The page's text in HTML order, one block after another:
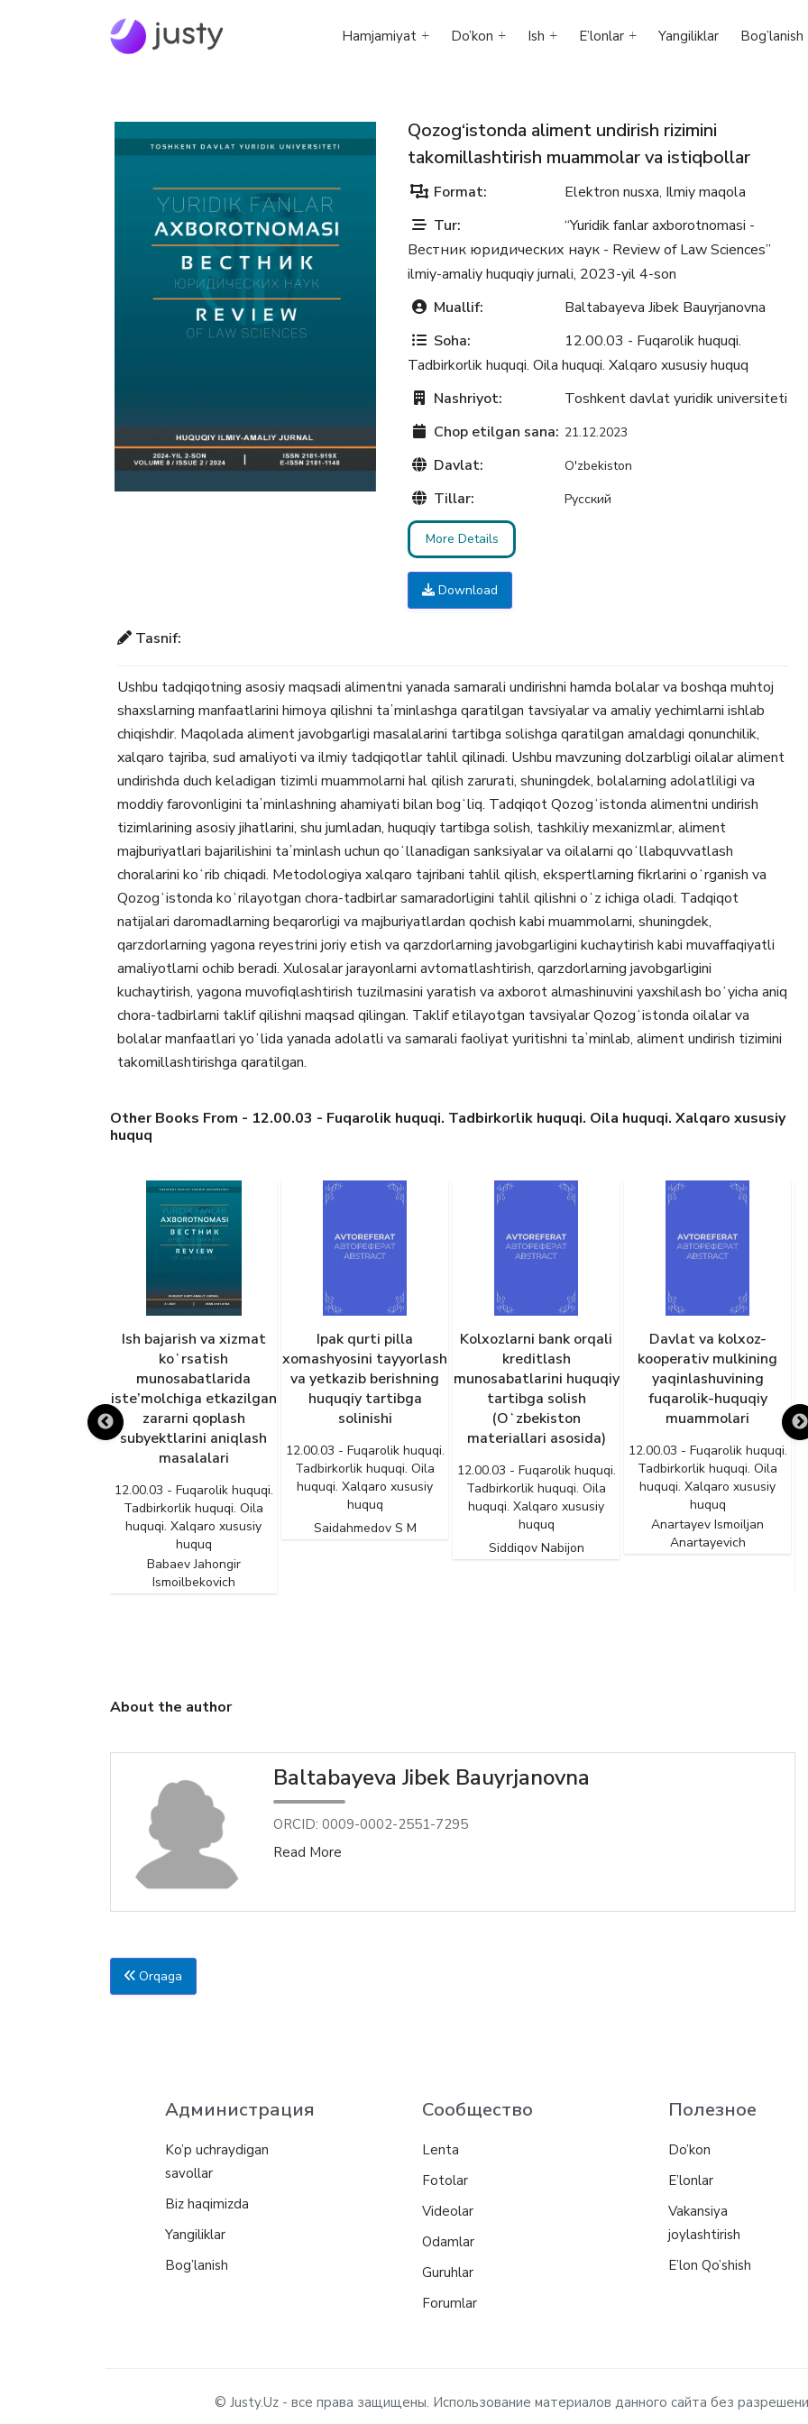
Hamjamiyat Do’kon Ish E’lonlar Yangiliklar Bog’lanish
Qozog‘istonda aliment undirish rizimini
takomillashtirish muammolar va istiqbollar
Format: Elektron nusxa, Ilmiy maqola
Tur:
“Yuridik fanlar axborotnomasi -
Вестник юридических наук - Review of Law Sciences”
ilmiy-amaliy huquqiy jurnali, 2023-yil 4-son
Muallif:
Baltabayeva Jibek Bauyrjanovna
Soha:
12.00.03 - Fuqarolik huquqi.
Tadbirkorlik huquqi. Oila huquqi. Xalqaro xususiy huquq
Nashriyot:
Toshkent davlat yuridik universiteti
Chop etilgan sana: 21.12.2023
Davlat: O'zbekiston
Tillar: Русский
More Details
Download
Tasnif:
Ushbu tadqiqotning asosiy maqsadi alimentni yanada samarali undirishni hamda bolalar va boshqa muhtoj
shaxslarning manfaatlarini himoya qilishni taʼminlashga qaratilgan tavsiyalar va amaliy yechimlarni ishlab
chiqishdir. Maqolada aliment javobgarligi masalalarini tartibga solishga qaratilgan amaldagi qonunchilik,
xalqaro tajriba, sud amaliyoti va ilmiy tadqiqotlar tahlil qilinadi. Ushbu mavzuning dolzarbligi oilalar aliment
undirishda duch keladigan tizimli muammolarni hal qilish zarurati, shuningdek, bolalarning adolatliligi va
moddiy farovonligini taʼminlashning ahamiyati bilan bogʻliq. Tadqiqot Qozogʻistonda alimentni undirish
tizimlarining asosiy jihatlarini, shu jumladan, huquqiy tartibga solish, tashkiliy mexanizmlar, aliment
majburiyatlari bajarilishini taʼminlash uchun qoʻllanadigan sanksiyalar va oilalarni qoʻllabquvvatlash
choralarini koʻrib chiqadi. Metodologiya xalqaro tajribani tahlil qilish, ekspertlarning fikrlarini oʻrganish va
Qozogʻistonda koʻrilayotgan chora-tadbirlar samaradorligini tahlil qilishni oʻz ichiga oladi. Tadqiqot
natijalari daromadlarning beqarorligi va majburiyatlardan qochish kabi muammolarni, shuningdek,
qarzdorlarning yagona reyestrini joriy etish va qarzdorlarning javobgarligini kuchaytirish kabi muvaffaqiyatli
amaliyotlarni ochib beradi. Xulosalar jarayonlarni avtomatlashtirish, qarzdorlarning javobgarligini
kuchaytirish, yagona muvofiqlashtirish tuzilmasini yaratish va axborot almashinuvini yaxshilash boʻyicha aniq
chora-tadbirlarni taklif qilishni maqsad qilingan. Taklif etilayotgan tavsiyalar Qozogʻistonda oilalar va
bolalar manfaatlari yoʻlida yanada adolatli va samarali faoliyat yuritishni taʼminlab, aliment undirish tizimini
takomillashtirishga qaratilgan.
Other Books From - 12.00.03 - Fuqarolik huquqi. Tadbirkorlik huquqi. Oila huquqi. Xalqaro xususiy
huquq
Ish bajarish va xizmat
koʻrsatish
munosabatlarida
iste’molchiga etkazilgan
zararni qoplash
subyektlarini aniqlash
masalalari
12.00.03 - Fuqarolik huquqi.
Tadbirkorlik huquqi. Oila
huquqi. Xalqaro xususiy
huquq
Babaev Jahongir
Ismoilbekovich
Ipak qurti pilla
xomashyosini tayyorlash
va yetkazib berishning
huquqiy tartibga
solinishi
12.00.03 - Fuqarolik huquqi.
Tadbirkorlik huquqi. Oila
huquqi. Xalqaro xususiy
huquq
Saidahmedov S M
Kolxozlarni bank orqali
kreditlash
munosabatlarini huquqiy
tartibga solish
(Oʻzbekiston
materiallari asosida)
12.00.03 - Fuqarolik huquqi.
Tadbirkorlik huquqi. Oila
huquqi. Xalqaro xususiy
huquq
Siddiqov Nabijon
Davlat va kolxoz-
kooperativ mulkining
yaqinlashuvining
fuqarolik-huquqiy
muammolari
12.00.03 - Fuqarolik huquqi.
Tadbirkorlik huquqi. Oila
huquqi. Xalqaro xususiy
huquq
Anartayev Ismoiljan
Anartayevich
About the author
Baltabayeva Jibek Bauyrjanovna
ORCID: 0009-0002-2551-7295
Read More
Orqaga
Администрация
Ko’p uchraydigan
savollar
Biz haqimizda
Yangiliklar
Bog’lanish
Сообщество
Lenta
Fotolar
Videolar
Odamlar
Guruhlar
Forumlar
Полезное
Do’kon
E’lonlar
Vakansiya
joylashtirish
E’lon Qo’shish
© Justy.Uz - все права защищены. Использование материалов данного сайта без